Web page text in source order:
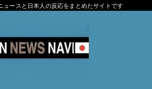
ュースと日本人の反応をまとめたサイトです